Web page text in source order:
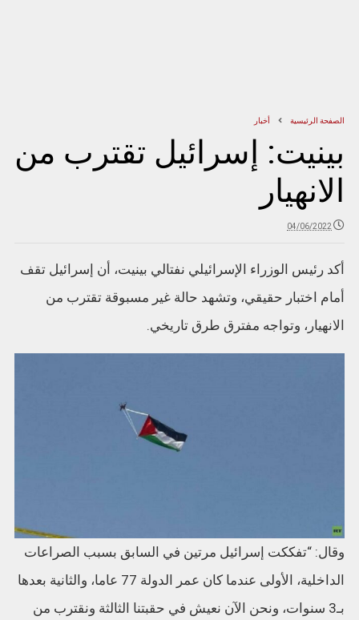
الصفحة الرئيسية أخبار
بينيت: إسرائيل تقترب من
الانهيار
04/06/2022
أكد رئيس الوزراء الإسرائيلي نفتالي بينيت، أن إسرائيل تقف
أمام اختبار حقيقي، وتشهد حالة غير مسبوقة تقترب من
الانهيار، وتواجه مفترق طرق تاريخي.
وقال: “تفككت إسرائيل مرتين في السابق بسبب الصراعات
الداخلية، الأولى عندما كان عمر الدولة 77 عاما، والثانية بعدها
بـ3 سنوات، ونحن الآن نعيش في حقبتنا الثالثة ونقترب من